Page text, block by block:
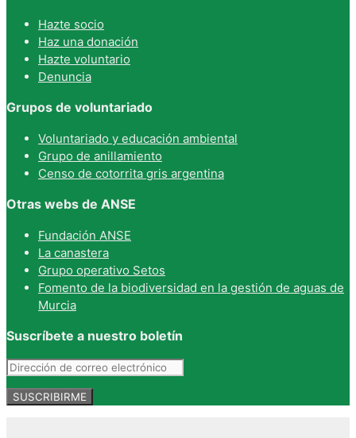
Hazte socio
Haz una donación
Hazte voluntario
Denuncia
Grupos de voluntariado
Voluntariado y educación ambiental
Grupo de anillamiento
Censo de cotorrita gris argentina
Otras webs de ANSE
Fundación ANSE
La canastera
Grupo operativo Setos
Fomento de la biodiversidad en la gestión de aguas de
Murcia
Suscríbete a nuestro boletín